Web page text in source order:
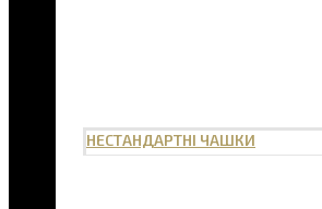
НЕСТАНДАРТНІ ЧАШКИ